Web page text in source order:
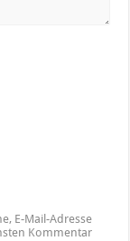
E-Mail-Adresse
Kommentar